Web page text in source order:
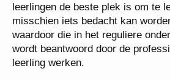
leerlingen de beste plek is om te
misschien iets bedacht kan
waardoor die in het reguliere
wordt beantwoord door de
leerling werken.